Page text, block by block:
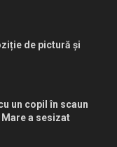
de pictură și
un copil în scaun
a sesizat